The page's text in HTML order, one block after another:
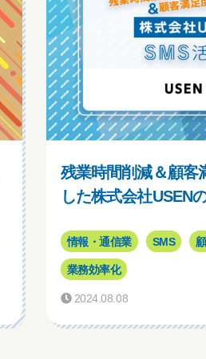
残業時間削減＆顧客
した株式会社USEN
情報・通信業 SMS
業務効率化
2024.08.08